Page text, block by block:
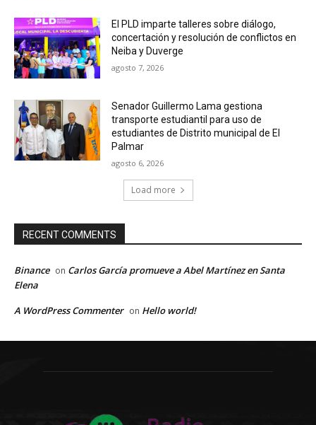
El PLD imparte talleres sobre diálogo,
concertación y resolución de conflictos en
Neiba y Duverge
agosto 7, 2026
Senador Guillermo Lama gestiona
transporte estudiantil para uso de
estudiantes de Distrito municipal de El
Palmar
agosto 6, 2026
Load more
RECENT COMMENTS
Binance on Carlos García promueve a Abel Martínez en Santa
Elena
A WordPress Commenter on Hello world!